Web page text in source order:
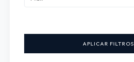
APLICAR FILTROS